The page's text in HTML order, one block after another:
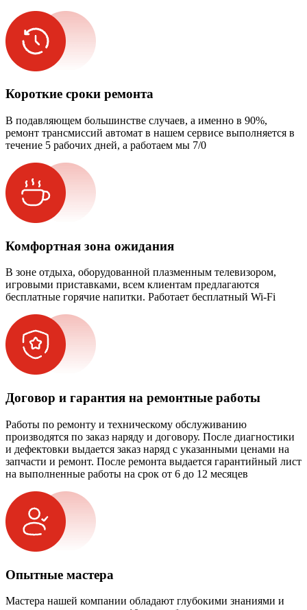
Короткие сроки ремонта
В подавляющем большинстве случаев, а именно в 90%,
ремонт трансмиссий автомат в нашем сервисе выполняется в
течение 5 рабочих дней, а работаем мы 7/0
Комфортная зона ожидания
В зоне отдыха, оборудованной плазменным телевизором,
игровыми приставками, всем клиентам предлагаются
бесплатные горячие напитки. Работает бесплатный Wi-Fi
Договор и гарантия на ремонтные работы
Работы по ремонту и техническому обслуживанию
производятся по заказ наряду и договору. После диагностики
и дефектовки выдается заказ наряд с указанными ценами на
запчасти и ремонт. После ремонта выдается гарантийный лист
на выполненные работы на срок от 6 до 12 месяцев
Опытные мастера
Мастера нашей компании обладают глубокими знаниями и